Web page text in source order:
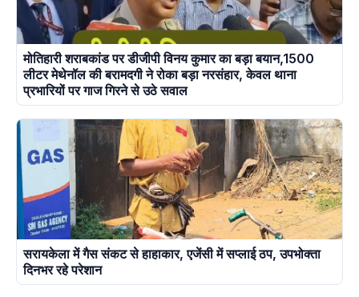
मोतिहारी शराबकांड पर डीजीपी विनय कुमार का बड़ा बयान,1500
लीटर मेथेनॉल की बरामदगी ने रोका बड़ा नरसंहार, केवल थाना
प्रभारियों पर गाज गिरने से उठे सवाल
सरायकेला में गैस संकट से हाहाकार, एजेंसी में सप्लाई ठप, उपभोक्ता
दिनभर रहे परेशान